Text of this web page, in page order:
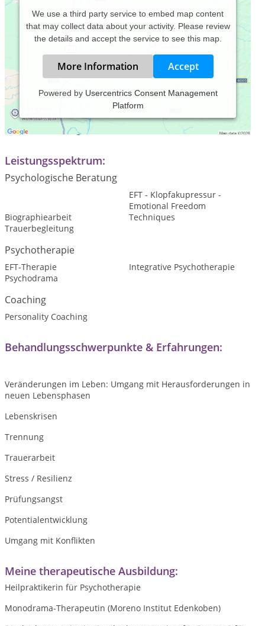
We use a third party service to embed map content
that may collect data about your activity. Please review
the details and accept the service to see this map.
More Information Accept
Powered by Usercentrics Consent Management
Platform
Praxiszeiten:
nach Vereinbarung
Leistungsspektrum:
Psychologische Beratung
Biographiearbeit
EFT - Klopfakupressur -
Emotional Freedom
Techniques
Trauerbegleitung
Psychotherapie
EFT-Therapie
Integrative Psychotherapie
Psychodrama
Coaching
Personality Coaching
Behandlungsschwerpunkte & Erfahrungen:
Veränderungen im Leben: Umgang mit Herausforderungen in
neuen Lebensphasen
Lebenskrisen
Trennung
Trauerarbeit
Stress / Resilienz
Prüfungsangst
Potentialentwicklung
Umgang mit Konflikten
Meine therapeutische Ausbildung:
Heilpraktikerin für Psychotherapie
Monodrama-Therapeutin (Moreno Institut Edenkoben)